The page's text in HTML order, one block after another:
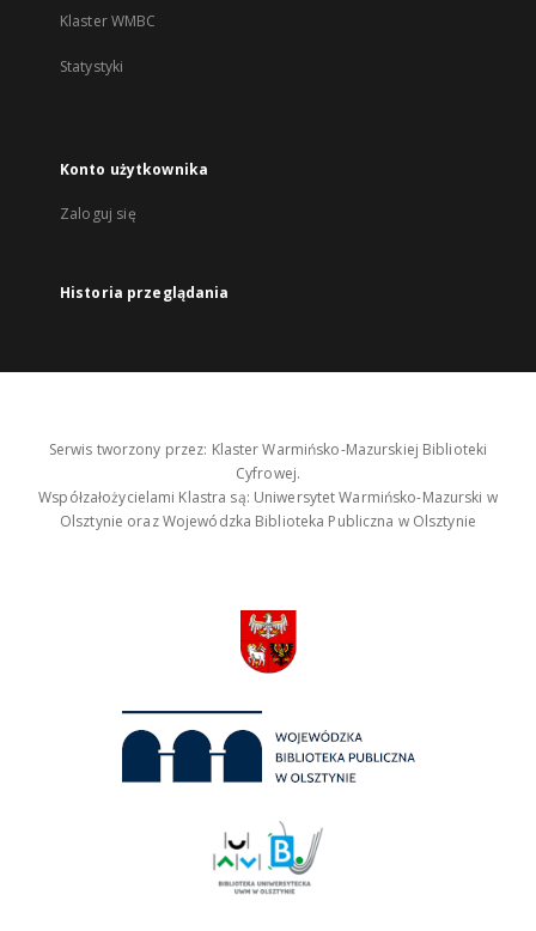
Klaster WMBC
Statystyki
Konto użytkownika
Zaloguj się
Historia przeglądania
Serwis tworzony przez: Klaster Warmińsko-Mazurskiej Biblioteki
Cyfrowej.
Współzałożycielami Klastra są: Uniwersytet Warmińsko-Mazurski w
Olsztynie oraz Wojewódzka Biblioteka Publiczna w Olsztynie